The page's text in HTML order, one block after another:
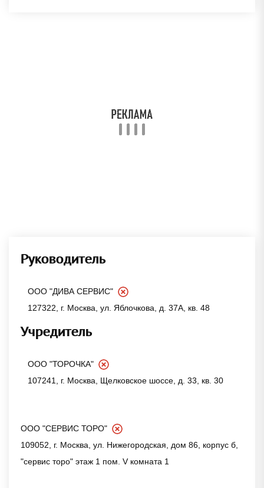
Руководитель
ООО "ДИВА СЕРВИС"
127322, г. Москва, ул. Яблочкова, д. 37А, кв. 48
Учредитель
ООО "ТОРОЧКА"
107241, г. Москва, Щелковское шоссе, д. 33, кв. 30
ООО "СЕРВИС ТОРО"
109052, г. Москва, ул. Нижегородская, дом 86, корпус б,
"сервис торо" этаж 1 пом. V комната 1